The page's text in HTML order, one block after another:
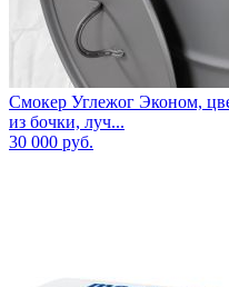
Смокер Углежог Эконом,
из бочки, луч...
30 000 руб.